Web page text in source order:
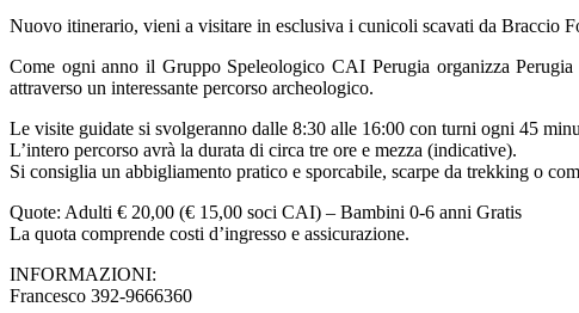
Nuovo itinerario, vieni a visitare in esclusiva i cunicoli scavati da Braccio
Come ogni anno il Gruppo Speleologico CAI Perugia organizza
attraverso un interessante percorso archeologico.
Le visite guidate si svolgeranno dalle 8:30 alle 16:00 con turni ogni 45
L’intero percorso avrà la durata di circa tre ore e mezza (indicative).
Si consiglia un abbigliamento pratico e sporcabile, scarpe da trekking o
Quote: Adulti € 20,00 (€ 15,00 soci CAI) – Bambini 0-6 anni Gratis
La quota comprende costi d’ingresso e assicurazione.
INFORMAZIONI:
Francesco 392-9666360